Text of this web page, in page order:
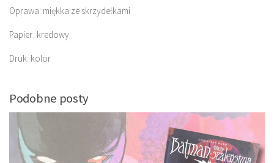
Oprawa: miękka ze skrzydełkami
Papier: kredowy
Druk: kolor
Podobne posty